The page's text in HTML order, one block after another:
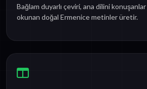
Bağlam duyarlı çeviri, ana dilini konuşanlar
okunan doğal Ermenice metinler üretir.